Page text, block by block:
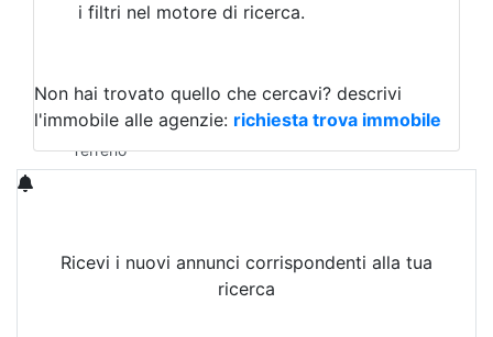
Magazzini
Qualsiasi
Terreno edificabile
Terreno
i filtri nel motore di ricerca.
Non hai trovato quello che cercavi? descrivi
l'immobile alle agenzie: richiesta trova immobile
Ricevi i nuovi annunci corrispondenti alla tua
ricerca